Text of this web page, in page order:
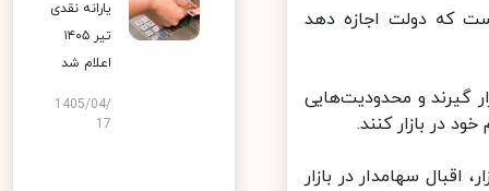
که دولت اجازه دهد
گیرند و محدودیت‌هایی
در بازار کنند.
سهامدار در بازار
یارانه نقدی
تیر ۱۴۰۵
اعلام شد
1405/04/
17